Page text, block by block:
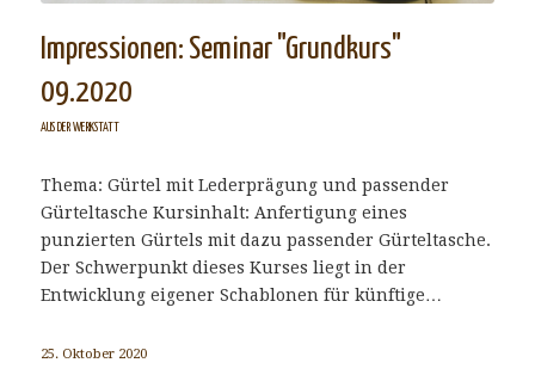
Impressionen: Seminar "Grundkurs"
09.2020
AUS DER WERKSTATT
Thema: Gürtel mit Lederprägung und passender
Gürteltasche Kursinhalt: Anfertigung eines
punzierten Gürtels mit dazu passender Gürteltasche.
Der Schwerpunkt dieses Kurses liegt in der
Entwicklung eigener Schablonen für künftige…
25. Oktober 2020